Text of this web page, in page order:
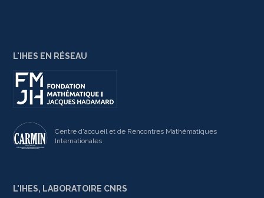
L'IHES EN RÉSEAU
Centre d'accueil et de Rencontres Mathématiques
Internationales
L'IHES, LABORATOIRE CNRS